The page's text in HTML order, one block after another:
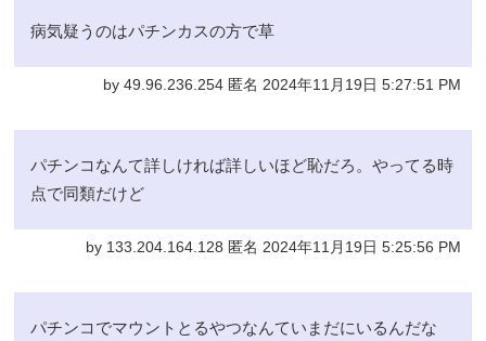
病気疑うのはパチンカスの方で草
by 49.96.236.254 匿名 2024年11月19日 5:27:51 PM
パチンコなんて詳しければ詳しいほど恥だろ。やってる時
点で同類だけど
by 133.204.164.128 匿名 2024年11月19日 5:25:56 PM
パチンコでマウントとるやつなんていまだにいるんだな